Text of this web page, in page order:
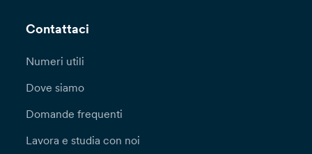
Contattaci
Numeri utili
Dove siamo
Domande frequenti
Lavora e studia con noi